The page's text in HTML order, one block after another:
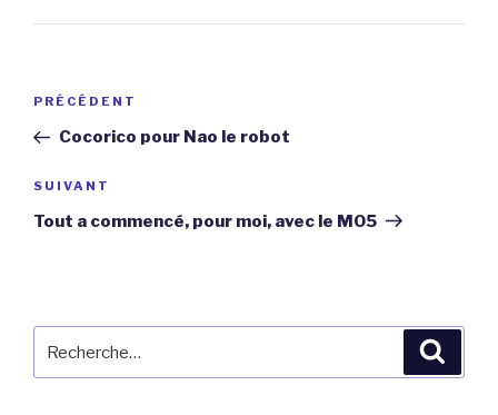
Navigation
l’article
Article
précédent
PRÉCÉDENT
Cocorico pour Nao le robot
Article
suivant
SUIVANT
Tout a commencé, pour moi, avec le MO5
pour